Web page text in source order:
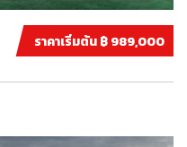
ราคาเริ่มต้น ฿ 989,000